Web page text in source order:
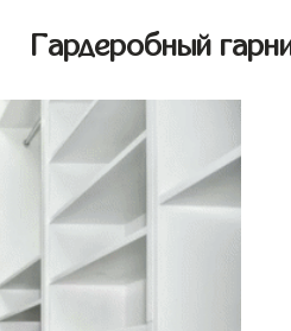
Гардеробный